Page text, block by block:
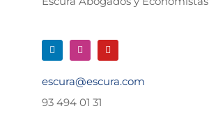
escura@escura.com
93 494 01 31